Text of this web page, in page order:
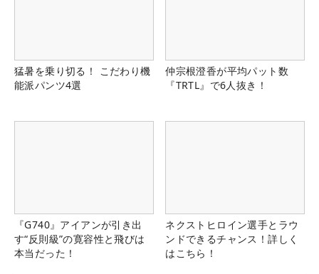
猛暑を乗り切る！ こだわり機
能派パンツ4選
仲宗根澄香が平均パット数
『TRTL』で6人抜き！
『G740』アイアンが引き出
す“反則級”の寛容性と飛びは
本当だった！
ネクストヒロイン選手とラウ
ンドできるチャンス！詳しく
はこちら！